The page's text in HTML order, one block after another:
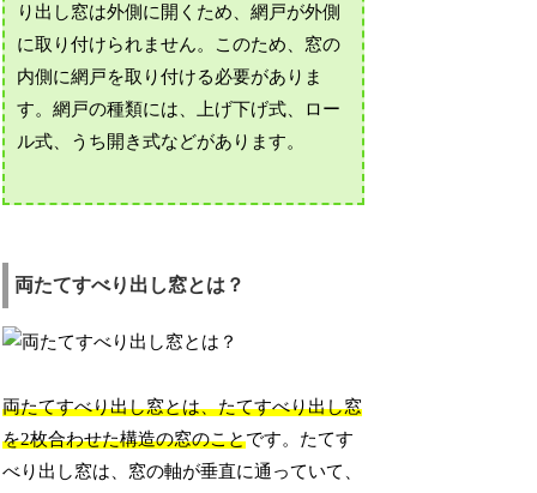
り出し窓は外側に開くため、網戸が外側
に取り付けられません。このため、窓の
内側に網戸を取り付ける必要がありま
す。網戸の種類には、上げ下げ式、ロー
ル式、うち開き式などがあります。
両たてすべり出し窓とは？
両たてすべり出し窓とは、たてすべり出し窓
を2枚合わせた構造の窓のことです。たてす
べり出し窓は、窓の軸が垂直に通っていて、